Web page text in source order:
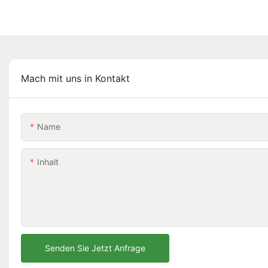
Mach mit uns in Kontakt
Name
Inhalt
Senden Sie Jetzt Anfrage